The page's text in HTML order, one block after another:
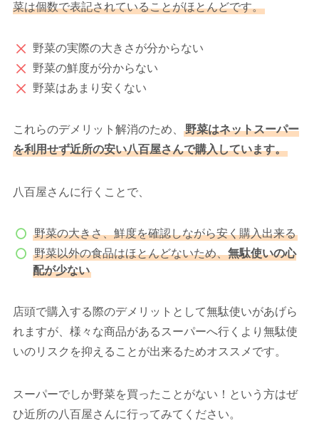
菜は個数で表記されていることがほとんどです。
野菜の実際の大きさが分からない
野菜の鮮度が分からない
野菜はあまり安くない
これらのデメリット解消のため、
野菜はネットスーパー
を利用せず近所の安い八百屋さんで購入しています。
八百屋さんに行くことで、
野菜の大きさ、鮮度を確認しながら安く購入出来る
野菜以外の食品はほとんどないため、無駄使いの心
配が少ない
店頭で購入する際のデメリットとして無駄使いがあげら
れますが、様々な商品があるスーパーへ行くより無駄使
いのリスクを抑えることが出来るためオススメです。
スーパーでしか野菜を買ったことがない！という方はぜ
ひ近所の八百屋さんに行ってみてください。